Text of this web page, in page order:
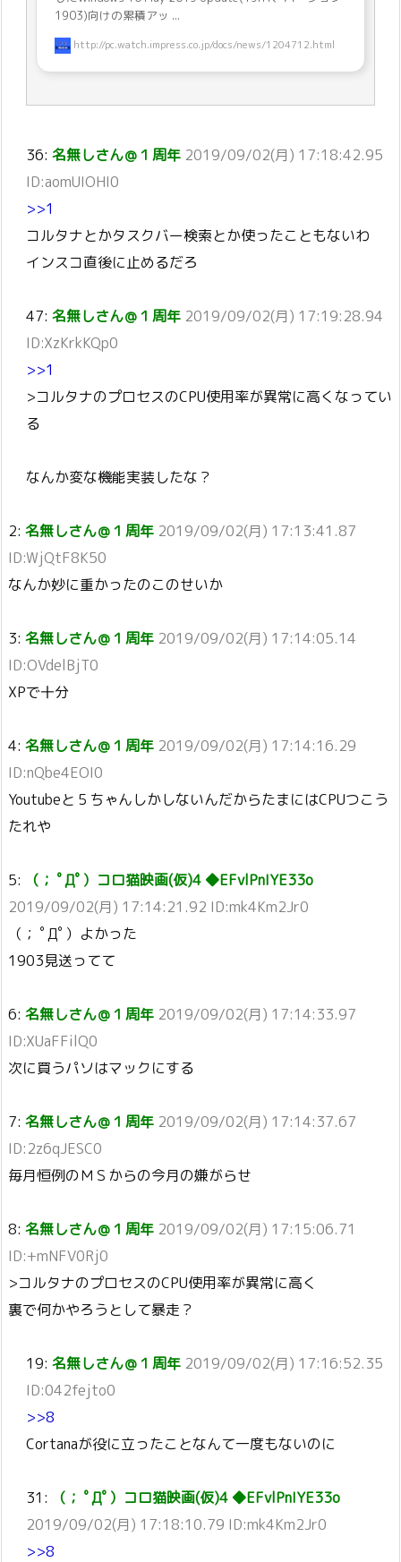
1903)向けの累積アッ ...
http://pc.watch.impress.co.jp/docs/news/1204712.html
36: 名無しさん＠１周年 2019/09/02(月) 17:18:42.95
ID:aomUIOHI0
>>1
コルタナとかタスクバー検索とか使ったこともないわ
インスコ直後に止めるだろ
47: 名無しさん＠１周年 2019/09/02(月) 17:19:28.94
ID:XzKrkKQp0
>>1
>コルタナのプロセスのCPU使用率が異常に高くなってい
る
なんか変な機能実装したな？
2: 名無しさん＠１周年 2019/09/02(月) 17:13:41.87
ID:WjQtF8K50
なんか妙に重かったのこのせいか
3: 名無しさん＠１周年 2019/09/02(月) 17:14:05.14
ID:OVdelBjT0
XPで十分
4: 名無しさん＠１周年 2019/09/02(月) 17:14:16.29
ID:nQbe4EOI0
Youtubeと５ちゃんしかしないんだからたまにはCPUつこう
たれや
5:
（； ﾟДﾟ）コロ猫映画(仮)4 ◆EFvlPnIYE33o
2019/09/02(月) 17:14:21.92 ID:mk4Km2Jr0
（； ﾟДﾟ）よかった
1903見送ってて
6: 名無しさん＠１周年 2019/09/02(月) 17:14:33.97
ID:XUaFFilQ0
次に買うパソはマックにする
7: 名無しさん＠１周年 2019/09/02(月) 17:14:37.67
ID:2z6qJESC0
毎月恒例のＭＳからの今月の嫌がらせ
8: 名無しさん＠１周年 2019/09/02(月) 17:15:06.71
ID:+mNFV0Rj0
>コルタナのプロセスのCPU使用率が異常に高く
裏で何かやろうとして暴走？
19: 名無しさん＠１周年 2019/09/02(月) 17:16:52.35
ID:042fejto0
>>8
Cortanaが役に立ったことなんて一度もないのに
31:
（； ﾟДﾟ）コロ猫映画(仮)4 ◆EFvlPnIYE33o
2019/09/02(月) 17:18:10.79 ID:mk4Km2Jr0
>>8